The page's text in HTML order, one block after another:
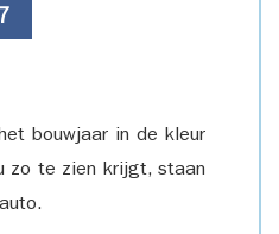
bouwjaar in de kleur
zo te zien krijgt, staan